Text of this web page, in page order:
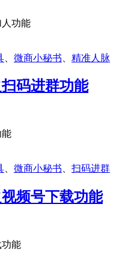
功能
微商小秘书 精准人脉
码进群功能
能
微商小秘书 扫码进群
频号下载功能
能